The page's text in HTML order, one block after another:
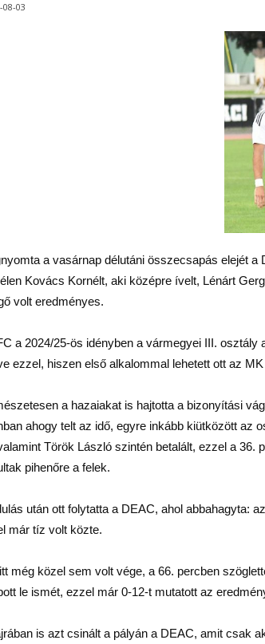
08-03
a vasárnap délutáni összecsapás elejét
Kovács Kornélt, aki középre ívelt, Lénárt
volt eredményes.
a 2024/25-ös idényben a vármegyei III.
ezzel, hiszen első alkalommal lehetett ott az MK
a hazaiakat is hajtotta a bizonyítási
ahogy telt az idő, egyre inkább kiütközött az
Török László szintén betalált, ezzel a 36.
pihenőre a felek.
után ott folytatta a DEAC, ahol abbahagyta:
már tíz volt közte.
még közel sem volt vége, a 66. percben
le ismét, ezzel már 0-12-t mutatott az
is azt csinált a pályán a DEAC, amit csak